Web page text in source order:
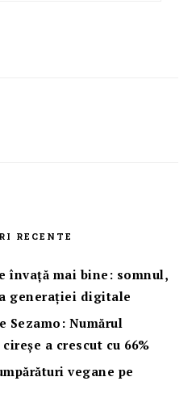
RECENTE
învață mai bine: somnul,
generației digitale
Sezamo: Numărul
a crescut cu 66%
vegane pe